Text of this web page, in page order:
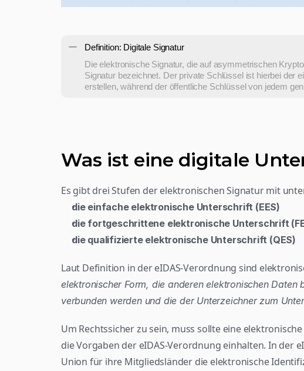
Definition: Digitale Signatur
Die elektronische Signatur, die auf asymmetrischen
Signatur bezeichnet. Der private Schlüssel ist hierbei der
erstellen, während der öffentliche Schlüssel von jedem
Was ist eine digitale
Es gibt drei Stufen der elektronischen Signatur mit
die einfache elektronische Unterschrift (EES)
die fortgeschrittene elektronische Unterschrift
die qualifizierte elektronische Unterschrift (QES)
Laut Definition in der eIDAS-Verordnung sind
elektronischer Form, die anderen elektronischen
verbunden werden und die der Unterzeichner zum
Um Rechtssicher zu sein, muss sollte eine
die Vorgaben der eIDAS-Verordnung einhalten. In der
Union für ihre Mitgliedsländer die elektronische